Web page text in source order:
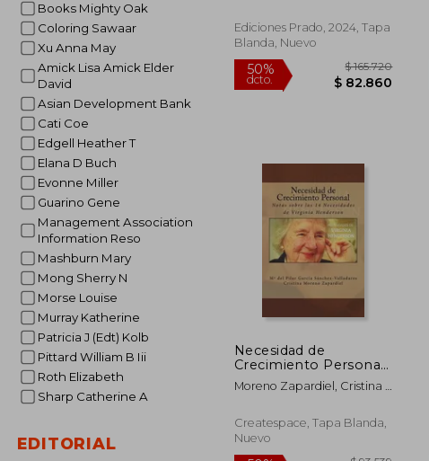
Books Mighty Oak
Coloring Sawaar
Xu Anna May
Amick Lisa Amick Elder
David
Asian Development Bank
Cati Coe
Edgell Heather T
Elana D Buch
Evonne Miller
Guarino Gene
Management Association
Information Reso
Mashburn Mary
Mong Sherry N
Morse Louise
Murray Katherine
Patricia J (Edt) Kolb
Pittard William B Iii
Roth Elizabeth
Sharp Catherine A
EDITORIAL
Ediciones Prado, 2024, Tapa
Blanda, Nuevo
Necesidad de
Crecimiento Personal:
Notas sobre las 14
Necesidades de
Moreno Zapardiel, Cristina ;
Ruiz, Diego
Createspace, Tapa Blanda,
Nuevo